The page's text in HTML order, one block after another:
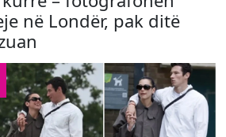
në Londër, pak ditë